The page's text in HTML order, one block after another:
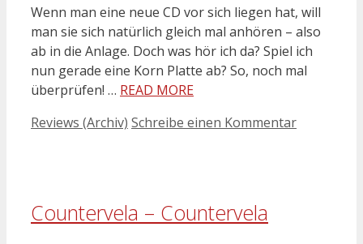
Wenn man eine neue CD vor sich liegen hat, will
man sie sich natürlich gleich mal anhören – also
ab in die Anlage. Doch was hör ich da? Spiel ich
nun gerade eine Korn Platte ab? So, noch mal
überprüfen! … READ MORE
Kategorien
Reviews (Archiv) Schreibe einen Kommentar
Countervela – Countervela